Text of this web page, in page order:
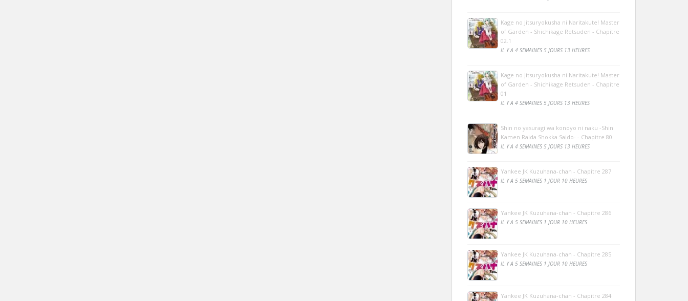
Kage no Jitsuryokusha ni Naritakute! Master
of Garden - Shichikage Retsuden - Chapitre
02.1
IL Y A 4 SEMAINES 5 JOURS 13 HEURES
Kage no Jitsuryokusha ni Naritakute! Master
of Garden - Shichikage Retsuden - Chapitre
01
IL Y A 4 SEMAINES 5 JOURS 13 HEURES
Shin no yasuragi wa konoyo ni naku -Shin
Kamen Raida Shokka Saido- - Chapitre 80
IL Y A 4 SEMAINES 5 JOURS 13 HEURES
Yankee JK Kuzuhana-chan - Chapitre 287
IL Y A 5 SEMAINES 1 JOUR 10 HEURES
Yankee JK Kuzuhana-chan - Chapitre 286
IL Y A 5 SEMAINES 1 JOUR 10 HEURES
Yankee JK Kuzuhana-chan - Chapitre 285
IL Y A 5 SEMAINES 1 JOUR 10 HEURES
Yankee JK Kuzuhana-chan - Chapitre 284